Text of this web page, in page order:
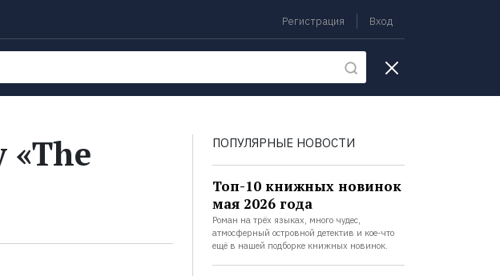
Регистрация Вход
«The
ПОПУЛЯРНЫЕ НОВОСТИ
Топ-10 книжных новинок
мая 2026 года
Роман на трёх языках, много чудес,
атмосферный островной детектив и кое-что
ещё в нашей подборке книжных новинок.